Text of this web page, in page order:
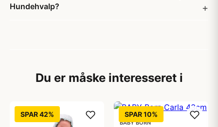
Hundehvalp?
Du er måske interesseret i
SPAR 42% SPAR 10%
BABY BORN